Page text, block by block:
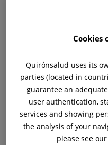
Unidad de Urología
FACULTATIVO
Urología
Ver ficha
Cookies
Quirónsalud uses its
parties (located in
guarantee an
user authentication,
services and showing
the analysis of your
please see our